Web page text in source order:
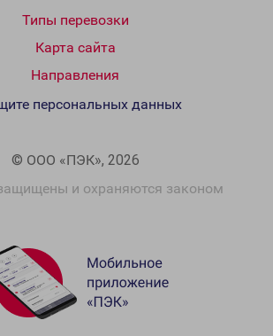
Типы перевозки
Карта сайта
Направления
© ООО «ПЭК», 2026
и охраняются законом
персональных данных